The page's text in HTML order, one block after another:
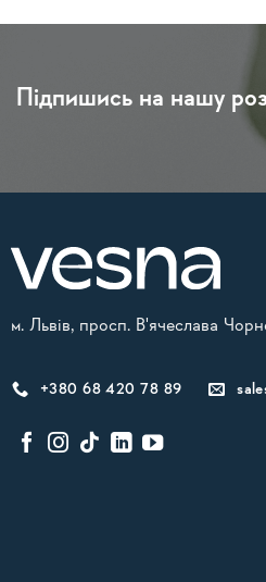
Підпишись на нашу
м. Львів, просп. В'ячеслава
+380 68 420 78 89